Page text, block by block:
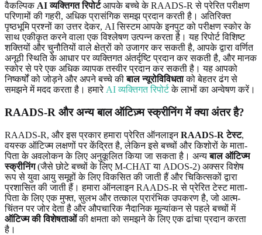
वैकल्पिक AI व्यक्तिगत रिपोर्टआपके बच्चे के RAADS-R से प्रेरित परीक्षण
परिणामों की गहरी, अधिक प्रासंगिक समझ प्रदान करती है। अतिरिक्त
पृष्ठभूमि प्रश्नों का उत्तर देकर, AI सिस्टम आपके इनपुट को परीक्षण स्कोर के
साथ एकीकृत करने वाला एक विश्लेषण उत्पन्न करता है। यह रिपोर्ट विशिष्ट
शक्तियों और चुनौतियों वाले क्षेत्रों को उजागर कर सकती है, आपके द्वारा वर्णित
अनूठी स्थिति के आधार पर व्यक्तिगत अंतर्दृष्टि प्रदान कर सकती है, और मानक
स्कोर से परे एक अधिक व्यापक तस्वीर प्रदान कर सकती है। यह आपको
निष्कर्षों को जोड़ने और अपने बच्चे कीबाल न्यूरोविविधताको बेहतर ढंग से
समझने में मदद करता है। हमारे AI व्यक्तिगत रिपोर्टके लाभों का अन्वेषण करें।
RAADS-R और अन्य बाल ऑटिज़्म स्क्रीनिंग में क्या अंतर है?
RAADS-R, और इस प्रकार हमारा प्रेरित ऑनलाइनRAADS-R टेस्ट,
वयस्क ऑटिज्म लक्षणों पर केंद्रित है, लेकिन इसे बच्चों और किशोरों के माता-
पिता के अवलोकन के लिए अनुकूलित किया जा सकता है। अन्यबाल ऑटिज्म
स्क्रीनिंग(जैसे छोटे बच्चों के लिए M-CHAT या ADOS-2) अक्सर विशेष
रूप से युवा आयु समूहों के लिए विकसित की जाती हैं और चिकित्सकों द्वारा
प्रशासित की जाती हैं। हमारा ऑनलाइन RAADS-R से प्रेरित टेस्ट माता-
पिता के लिए एक मुफ्त, सुलभ और तत्काल प्रारंभिक उपकरण है, जो आत्म-
चिंतन पर जोर देता है और औपचारिक नैदानिक ​​मूल्यांकन से पहले बच्चों में
ऑटिज्म की विशेषताओंकी क्षमता को समझने के लिए एक ढांचा प्रदान करता
है।